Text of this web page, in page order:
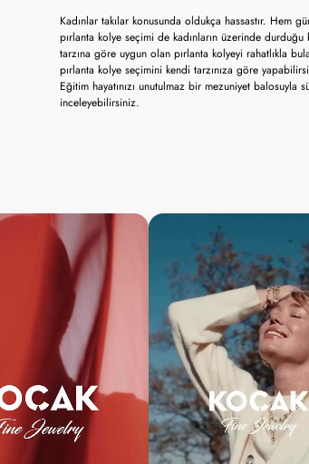
Kadınlar takılar konusunda oldukça hassastır. Hem
pırlanta kolye seçimi de kadınların üzerinde
tarzına göre uygun olan pırlanta kolyeyi rahatlıkla
pırlanta kolye seçimini kendi tarzınıza göre
Eğitim hayatınızı unutulmaz bir mezuniyet balosuyla
inceleyebilirsiniz.